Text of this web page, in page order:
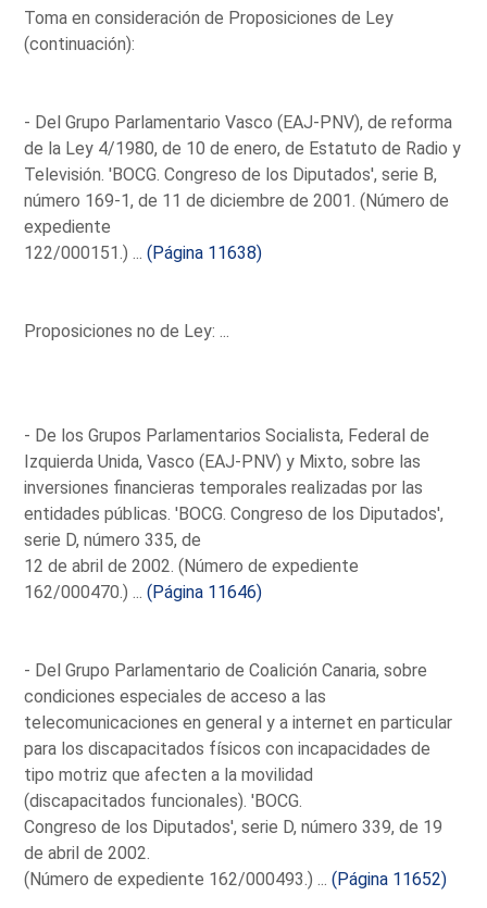
Toma en consideración de Proposiciones de Ley
(continuación):
- Del Grupo Parlamentario Vasco (EAJ-PNV), de reforma
de la Ley 4/1980, de 10 de enero, de Estatuto de Radio y
Televisión. 'BOCG. Congreso de los Diputados', serie B,
número 169-1, de 11 de diciembre de 2001. (Número de
expediente
122/000151.) ...(Página 11638)
Proposiciones no de Ley: ...
- De los Grupos Parlamentarios Socialista, Federal de
Izquierda Unida, Vasco (EAJ-PNV) y Mixto, sobre las
inversiones financieras temporales realizadas por las
entidades públicas. 'BOCG. Congreso de los Diputados',
serie D, número 335, de
12 de abril de 2002. (Número de expediente
162/000470.) ...(Página 11646)
- Del Grupo Parlamentario de Coalición Canaria, sobre
condiciones especiales de acceso a las
telecomunicaciones en general y a internet en particular
para los discapacitados físicos con incapacidades de
tipo motriz que afecten a la movilidad
(discapacitados funcionales). 'BOCG.
Congreso de los Diputados', serie D, número 339, de 19
de abril de 2002.
(Número de expediente 162/000493.) ...(Página 11652)